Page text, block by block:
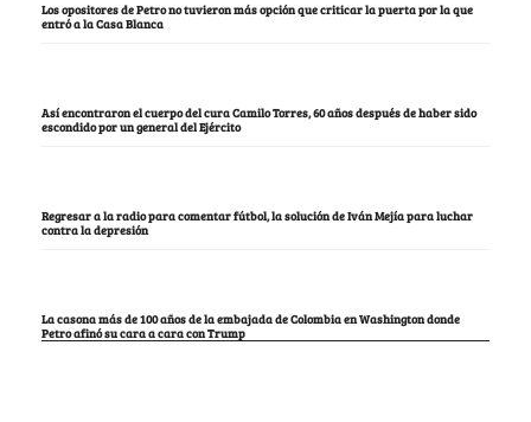
Los opositores de Petro no tuvieron más opción que criticar la puerta por la que
entró a la Casa Blanca
Así encontraron el cuerpo del cura Camilo Torres, 60 años después de haber sido
escondido por un general del Ejército
Regresar a la radio para comentar fútbol, la solución de Iván Mejía para luchar
contra la depresión
La casona más de 100 años de la embajada de Colombia en Washington donde
Petro afinó su cara a cara con Trump